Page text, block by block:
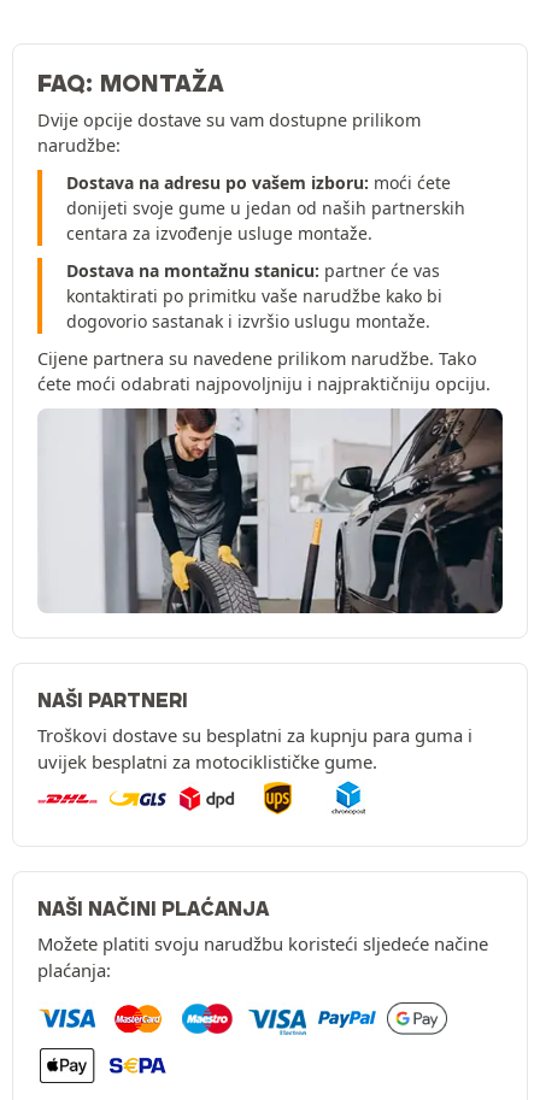
FAQ: MONTAŽA
Dvije opcije dostave su vam dostupne prilikom
narudžbe:
Dostava na adresu po vašem izboru: moći ćete
donijeti svoje gume u jedan od naših partnerskih
centara za izvođenje usluge montaže.
Dostava na montažnu stanicu: partner će vas
kontaktirati po primitku vaše narudžbe kako bi
dogovorio sastanak i izvršio uslugu montaže.
Cijene partnera su navedene prilikom narudžbe. Tako
ćete moći odabrati najpovoljniju i najpraktičniju opciju.
NAŠI PARTNERI
Troškovi dostave su besplatni za kupnju para guma i
uvijek besplatni za motociklističke gume.
NAŠI NAČINI PLAĆANJA
Možete platiti svoju narudžbu koristeći sljedeće načine
plaćanja: